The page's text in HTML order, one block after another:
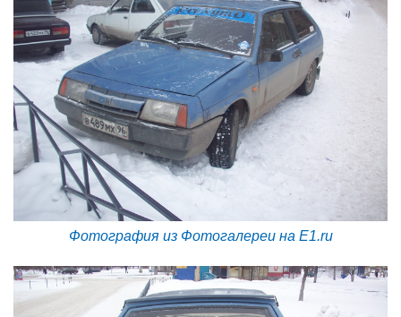
Фотография из Фотогалереи на E1.ru